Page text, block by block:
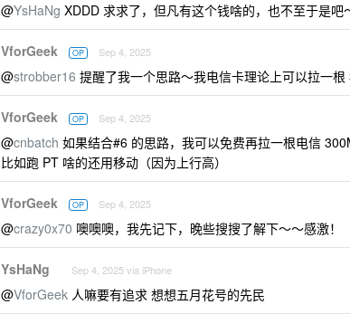
@YsHaNg XDDD 求求了，但凡有这个钱啥的，也不至于是吧
VforGeek OP Sep 4, 2025
@strobber16 提醒了我一个思路～我电信卡理论上可以拉一根
VforGeek OP Sep 4, 2025
@cnbatch 如果结合#6 的思路，我可以免费再拉一根电信
比如跑 PT 啥的还用移动（因为上行高）
VforGeek OP Sep 4, 2025
@crazy0x70 噢噢噢，我先记下，晚些搜搜了解下～～感激！
YsHaNg Sep 4, 2025 via iPhone
@VforGeek 人嘛要有追求 想想五月花号的先民